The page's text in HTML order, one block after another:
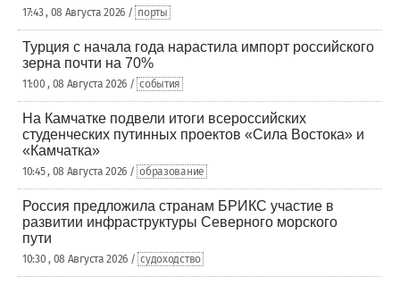
17:43 , 08 Августа 2026 / порты
Турция с начала года нарастила импорт российского
зерна почти на 70%
11:00 , 08 Августа 2026 / события
На Камчатке подвели итоги всероссийских
студенческих путинных проектов «Сила Востока» и
«Камчатка»
10:45 , 08 Августа 2026 / образование
Россия предложила странам БРИКС участие в
развитии инфраструктуры Северного морского
пути
10:30 , 08 Августа 2026 / судоходство